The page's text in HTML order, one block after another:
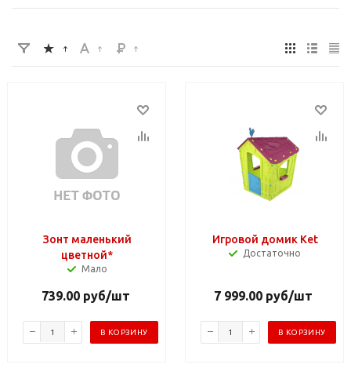
Зонт маленький
цветной*
Мало
739.00руб/шт
В КОРЗИНУ
Игровой домик Ket
Достаточно
7 999.00 руб/шт
В КОРЗИНУ